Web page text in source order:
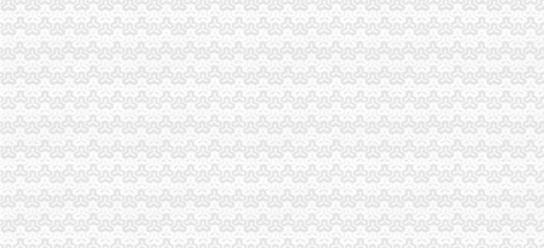
重庆市渝中区马家堡小学附近7天_重庆市渝中区马家堡小学附近7天连
【重庆市渝中区大坪制面厂马家堡饮食店】重庆市渝中区大坪制面厂
重庆市渝中区马家堡小学介绍_简介-马家堡小学
市渝中区马家堡小学股票开户,重庆市渝中区马家堡小学股票开户,
重庆市渝中区马家堡小学校怎么样_百度知道
渝中区中华路小学、马家堡小学新学期响“创模”第一_环保先锋_
桐君阁大房重庆市渝中区马家堡八十八店
重庆市渝中区马家堡小学校择校费|重庆市渝中区马家堡小学校住宿费,
重庆中房家苑房产经纪有限公司渝中区马家堡经营部_【信用信息_诉讼
说课唐令春重庆渝中区马家堡小学《可能》—在线播放—优酷